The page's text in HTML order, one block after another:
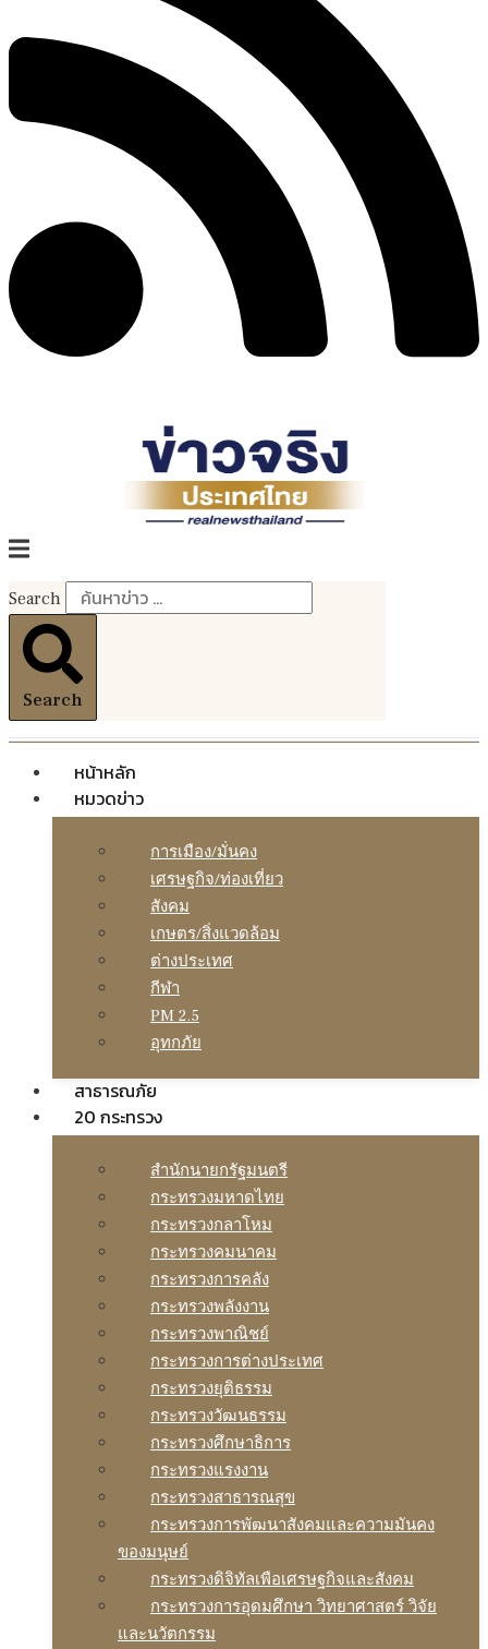
Search
Search
หน้าหลัก
หมวดข่าว
การเมือง/มั่นคง
เศรษฐกิจ/ท่องเที่ยว
สังคม
เกษตร/สิ่งแวดล้อม
ต่างประเทศ
กีฬา
PM 2.5
อุทกภัย
สาธารณภัย
20 กระทรวง
สํานักนายกรัฐมนตรี
กระทรวงมหาดไทย
กระทรวงกลาโหม
กระทรวงคมนาคม
กระทรวงการคลัง
กระทรวงพลังงาน
กระทรวงพาณิชย์
กระทรวงการต่างประเทศ
กระทรวงยุติธรรม
กระทรวงวัฒนธรรม
กระทรวงศึกษาธิการ
กระทรวงแรงงาน
กระทรวงสาธารณสุข
กระทรวงการพัฒนาสังคมและความมันคง
ของมนุษย์
กระทรวงดิจิทัลเพือเศรษฐกิจและสังคม
กระทรวงการอุดมศึกษา วิทยาศาสตร์ วิจัย
และนวัตกรรม